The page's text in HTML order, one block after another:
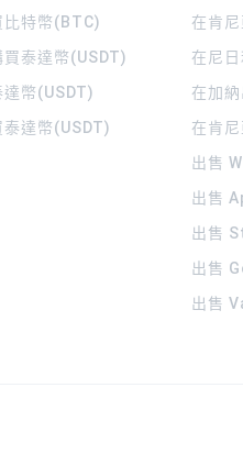
比特幣(BTC)
泰達幣(USDT)
幣(USDT)
達幣(USDT)
在肯
在尼
在加
在肯
出售
出售
出售
出售
出售